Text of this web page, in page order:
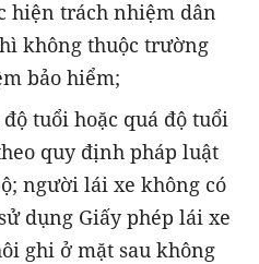
hiện trách nhiệm dân
không thuộc trường
bảo hiểm;
tuổi hoặc quá độ tuổi
quy định pháp luật
người lái xe không có
dụng Giấy phép lái xe
ghi ở mặt sau không